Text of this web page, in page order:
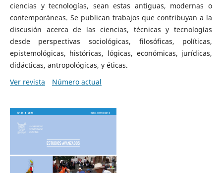
ciencias y tecnologías, sean estas antiguas, modernas o
contemporáneas. Se publican trabajos que contribuyan a la
discusión acerca de las ciencias, técnicas y tecnologías
desde perspectivas sociológicas, filosóficas, políticas,
epistemológicas, históricas, lógicas, económicas, jurídicas,
didácticas, antropológicas, y éticas.
Ver revista
Número actual